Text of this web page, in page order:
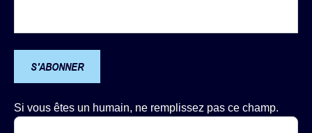
S'ABONNER
Si vous êtes un humain, ne remplissez pas ce champ.